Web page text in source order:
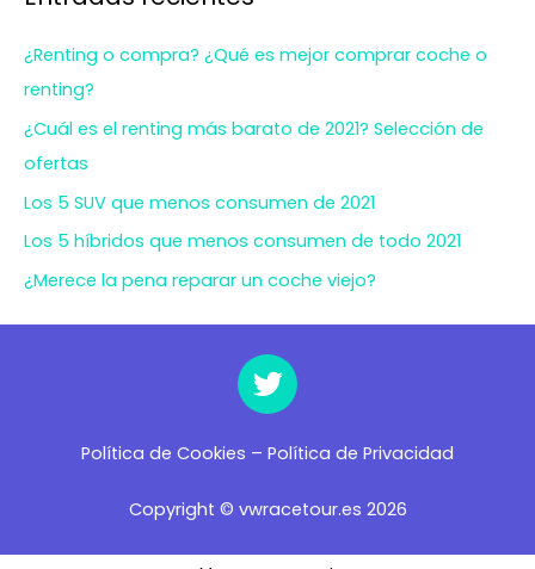
¿Renting o compra? ¿Qué es mejor comprar coche o
renting?
¿Cuál es el renting más barato de 2021? Selección de
ofertas
Los 5 SUV que menos consumen de 2021
Los 5 híbridos que menos consumen de todo 2021
¿Merece la pena reparar un coche viejo?
Política de Cookies – Política de Privacidad
Copyright © vwracetour.es 2026